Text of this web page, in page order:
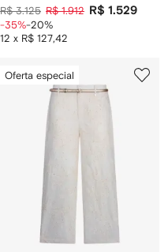
R$ 3.125 R$ 1.912 R$ 1.529
12 x R$ 127,42
-35%-20%
Oferta especial